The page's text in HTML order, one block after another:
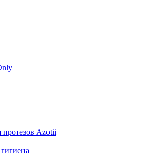
протезов Azotii